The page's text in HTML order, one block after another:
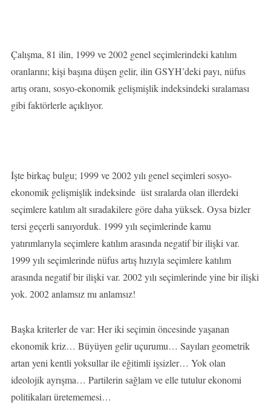
Çalışma, 81 ilin, 1999 ve 2002 genel seçimlerindeki katılım
oranlarını; kişi başına düşen gelir, ilin GSYH’deki payı, nüfus
artış oranı, sosyo-ekonomik gelişmişlik indeksindeki sıralaması
gibi faktörlerle açıklıyor.
İşte birkaç bulgu; 1999 ve 2002 yılı genel seçimleri sosyo-
ekonomik gelişmişlik indeksinde üst sıralarda olan illerdeki
seçimlere katılım alt sıradakilere göre daha yüksek. Oysa bizler
tersi geçerli sanıyorduk. 1999 yılı seçimlerinde kamu
yatırımlarıyla seçimlere katılım arasında negatif bir ilişki var.
1999 yılı seçimlerinde nüfus artış hızıyla seçimlere katılım
arasında negatif bir ilişki var. 2002 yılı seçimlerinde yine bir ilişki
yok. 2002 anlamsız mı anlamsız!
Başka kriterler de var: Her iki seçimin öncesinde yaşanan
ekonomik kriz… Büyüyen gelir uçurumu… Sayıları geometrik
artan yeni kentli yoksullar ile eğitimli işsizler… Yok olan
ideolojik ayrışma… Partilerin sağlam ve elle tutulur ekonomi
politikaları üretememesi…